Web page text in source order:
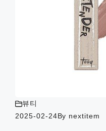
뷰티
2025-02-24By nextitem